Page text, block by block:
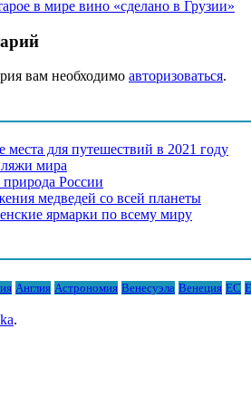
в мире вино «сделано в Грузии»
вам необходимо авторизоваться.
места для путешествий в 2021 году
мира
России
медведей со всей планеты
ярмарки по всему миру
Англия Астрономия Венесуэла Венеция ЕС
.